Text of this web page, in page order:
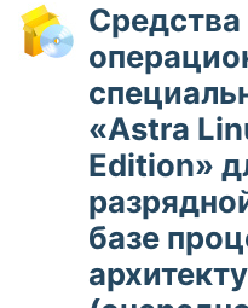
Средства
«Astra
Edition»
базе